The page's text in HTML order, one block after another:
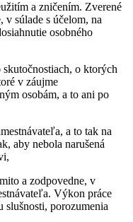
a zničením. Zverené
súlade s účelom, na
osobného
o ktorých
v záujme
osobám, a to ani po
a to tak na
aby nebola narušená
a zodpovedne, v
Výkon práce
porozumenia